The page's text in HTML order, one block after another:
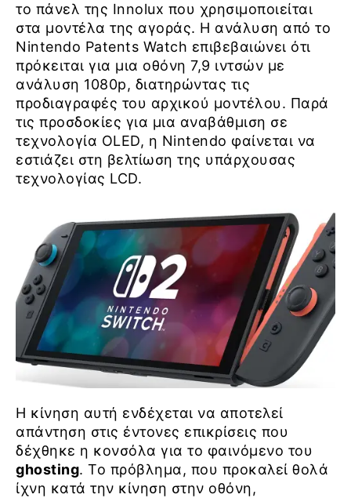
το πάνελ της Innolux που χρησιμοποιείται
στα μοντέλα της αγοράς. Η ανάλυση από το
Nintendo Patents Watch επιβεβαιώνει ότι
πρόκειται για μια οθόνη 7,9 ιντσών με
ανάλυση 1080p, διατηρώντας τις
προδιαγραφές του αρχικού μοντέλου. Παρά
τις προσδοκίες για μια αναβάθμιση σε
τεχνολογία OLED, η Nintendo φαίνεται να
εστιάζει στη βελτίωση της υπάρχουσας
τεχνολογίας LCD.
Η κίνηση αυτή ενδέχεται να αποτελεί
απάντηση στις έντονες επικρίσεις που
δέχθηκε η κονσόλα για το φαινόμενο του
ghosting. Το πρόβλημα, που προκαλεί θολά
ίχνη κατά την κίνηση στην οθόνη,